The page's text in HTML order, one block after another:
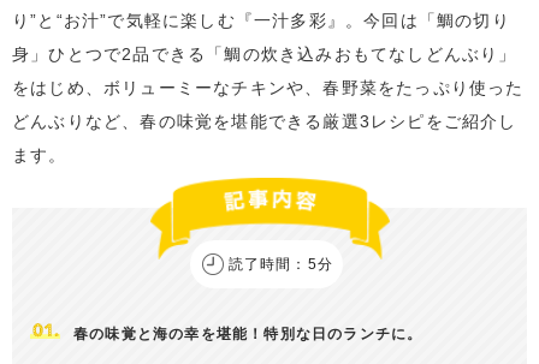
り”と“お汁”で気軽に楽しむ『一汁多彩』。今回は「鯛の切り
身」ひとつで2品できる「鯛の炊き込みおもてなしどんぶり」
をはじめ、ボリューミーなチキンや、春野菜をたっぷり使った
どんぶりなど、春の味覚を堪能できる厳選3レシピをご紹介し
ます。
春の味覚と海の幸を堪能！特別な日のランチに。
読了時間：5分